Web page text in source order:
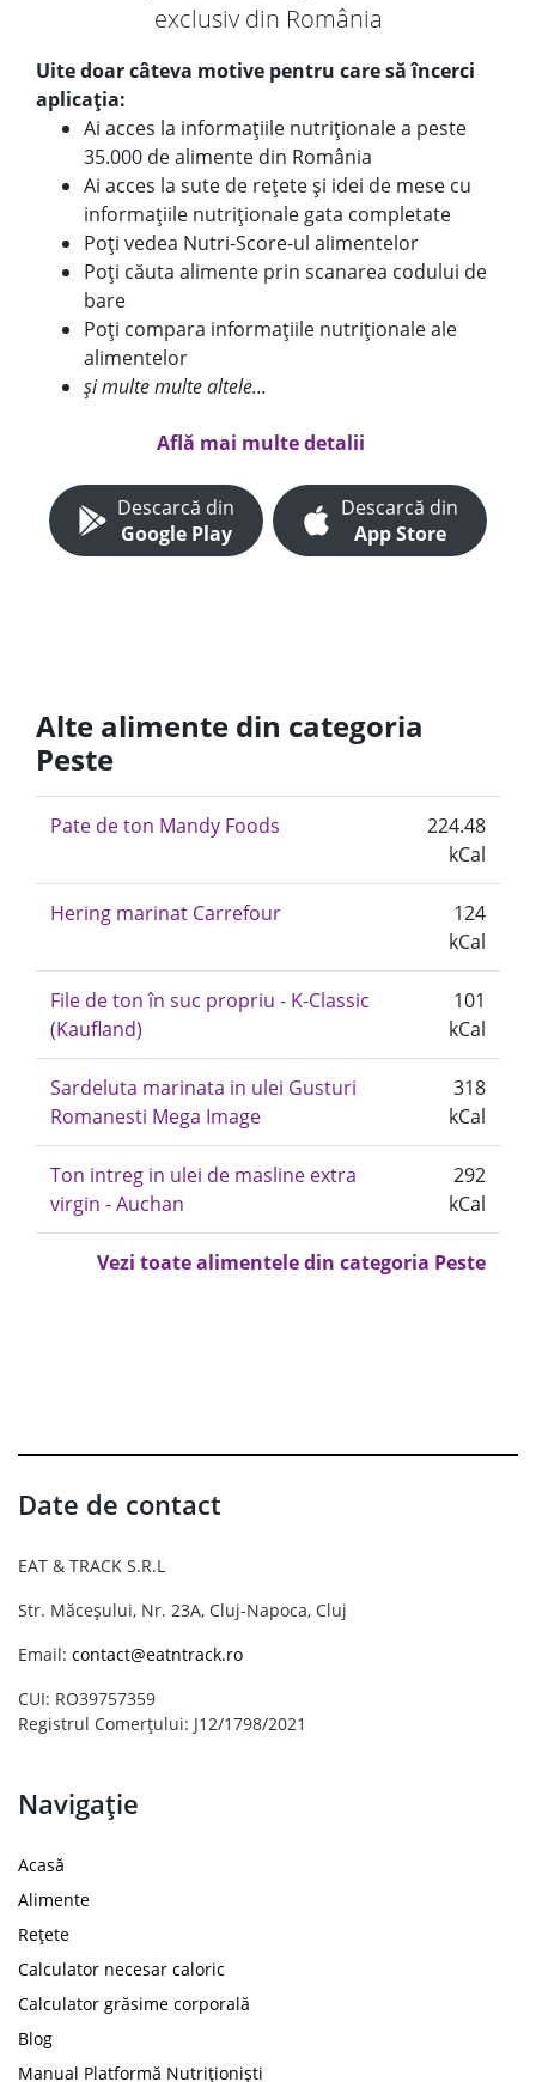
exclusiv din România
Uite doar câteva motive pentru care să încerci
aplicația:
Ai acces la informațiile nutriționale a peste
35.000 de alimente din România
Ai acces la sute de rețete și idei de mese cu
informațiile nutriționale gata completate
Poți vedea Nutri-Score-ul alimentelor
Poți căuta alimente prin scanarea codului de
bare
Poți compara informațiile nutriționale ale
alimentelor
și multe multe altele...
Află mai multe detalii
Descarcă din
Google Play
Descarcă din
App Store
Alte alimente din categoria
Peste
Pate de ton Mandy Foods
224.48
kCal
Hering marinat Carrefour
124
kCal
File de ton în suc propriu - K-Classic
(Kaufland)
101
kCal
Sardeluta marinata in ulei Gusturi
Romanesti Mega Image
318
kCal
Ton intreg in ulei de masline extra
virgin - Auchan
292
kCal
Vezi toate alimentele din categoria Peste
Date de contact
EAT & TRACK S.R.L
Str. Măceșului, Nr. 23A, Cluj-Napoca, Cluj
Email: contact@eatntrack.ro
CUI: RO39757359
Registrul Comerțului: J12/1798/2021
Navigație
Acasă
Alimente
Rețete
Calculator necesar caloric
Calculator grăsime corporală
Blog
Manual Platformă Nutriționiști